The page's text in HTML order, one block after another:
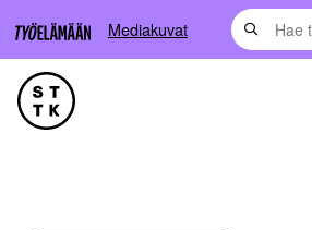
Mediakuvat